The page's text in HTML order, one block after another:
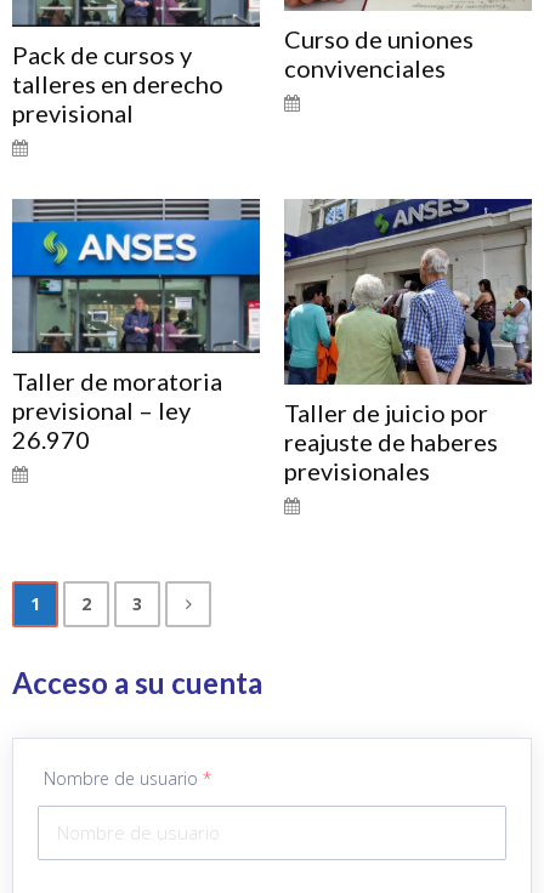
Pack de cursos y
talleres en derecho
previsional
Curso de uniones
convivenciales
Taller de moratoria
previsional – ley
26.970
Taller de juicio por
reajuste de haberes
previsionales
1 2 3
Acceso a su cuenta
Nombre de usuario *